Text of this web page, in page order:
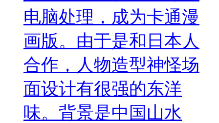
电脑处理，成为卡通漫
画版。由于是和日本人
合作，人物造型神怪场
面设计有很强的东洋
味。背景是中国山水